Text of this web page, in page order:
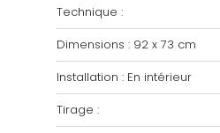
Technique :
Dimensions : 92 x 73 cm
Installation : En intérieur
Tirage :